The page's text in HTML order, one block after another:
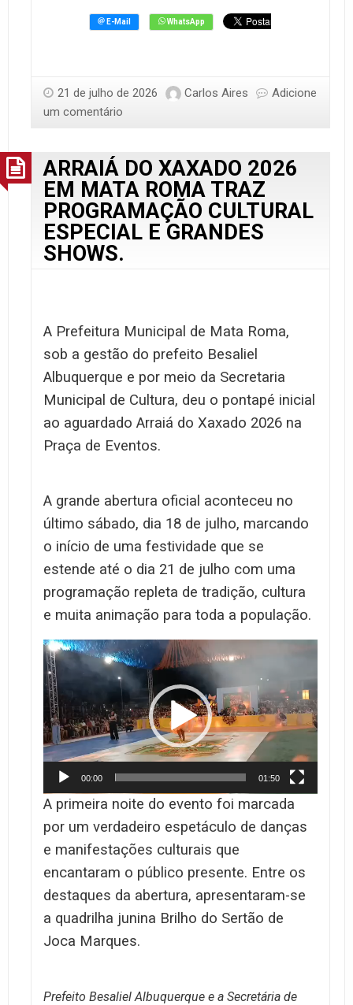
21 de julho de 2026 Carlos Aires
Adicione
um comentário
ARRAIÁ DO XAXADO 2026
EM MATA ROMA TRAZ
PROGRAMAÇÃO CULTURAL
ESPECIAL E GRANDES
SHOWS.
A Prefeitura Municipal de Mata Roma,
sob a gestão do prefeito Besaliel
Albuquerque e por meio da Secretaria
Municipal de Cultura, deu o pontapé inicial
ao aguardado Arraiá do Xaxado 2026 na
Praça de Eventos.
A grande abertura oficial aconteceu no
último sábado, dia 18 de julho, marcando
o início de uma festividade que se
estende até o dia 21 de julho com uma
programação repleta de tradição, cultura
e muita animação para toda a população.
Tocador
de
vídeo
00:00 01:50
A primeira noite do evento foi marcada
por um verdadeiro espetáculo de danças
e manifestações culturais que
encantaram o público presente. Entre os
destaques da abertura, apresentaram-se
a quadrilha junina Brilho do Sertão de
Joca Marques.
Prefeito Besaliel Albuquerque e a Secretária de